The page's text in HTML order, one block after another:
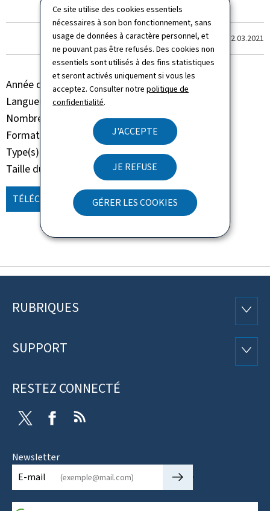
Ce site utilise des cookies essentiels
nécessaires à son bon fonctionnement, sans
usage de données à caractère personnel, et
ne pouvant pas être refusés. Des cookies non
essentiels sont utilisés à des fins statistiques
et seront activés uniquement si vous les
acceptez. Consulter notrepolitique de
confidentialité.
J'ACCEPTE
JE REFUSE
GÉRER LES COOKIES
Dernière modification le 12.03.2021
Année de parution
2021
Langue(s)
Français
Nombre de pages
31 page(s)
Format du document
Pdf
Type(s)
Rapport d'activités
Taille du fichier
1,31 Mo
TÉLÉCHARGER (FR, PDF - 1,31 MO)
Pied
page
RUBRIQUES
SUPPORT
RESTEZ CONNECTÉ
Twitter Facebook
Newsletter
E-mail
🡒